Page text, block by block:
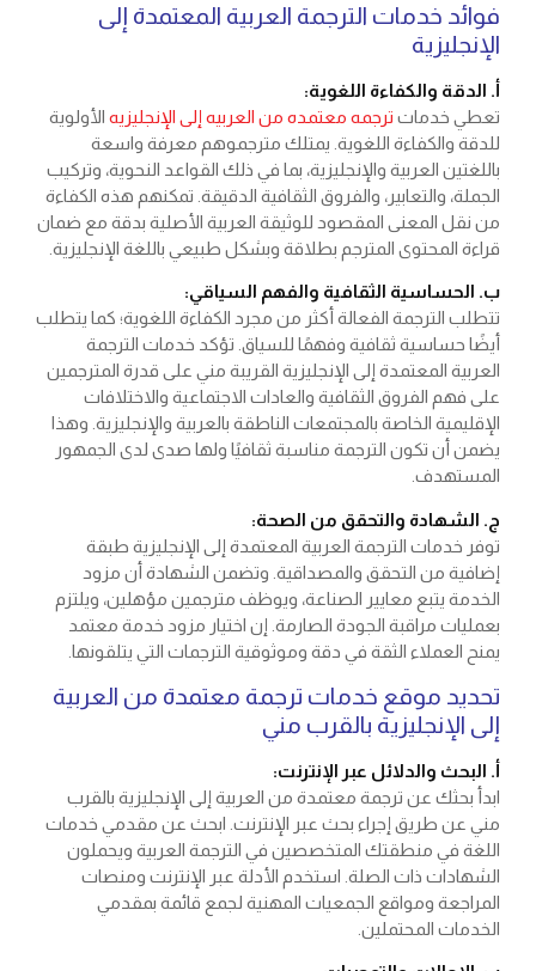
فوائد خدمات الترجمة العربية المعتمدة إلى
الإنجليزية
أ. الدقة والكفاءة اللغوية:
تعطي خدمات ترجمه معتمده من العربيه إلى الإنجليزيه الأولوية
للدقة والكفاءة اللغوية. يمتلك مترجموهم معرفة واسعة
باللغتين العربية والإنجليزية، بما في ذلك القواعد النحوية، وتركيب
الجملة، والتعابير، والفروق الثقافية الدقيقة. تمكنهم هذه الكفاءة
من نقل المعنى المقصود للوثيقة العربية الأصلية بدقة مع ضمان
قراءة المحتوى المترجم بطلاقة وبشكل طبيعي باللغة الإنجليزية.
ب. الحساسية الثقافية والفهم السياقي:
تتطلب الترجمة الفعالة أكثر من مجرد الكفاءة اللغوية؛ كما يتطلب
أيضًا حساسية ثقافية وفهمًا للسياق. تؤكد خدمات الترجمة
العربية المعتمدة إلى الإنجليزية القريبة مني على قدرة المترجمين
على فهم الفروق الثقافية والعادات الاجتماعية والاختلافات
الإقليمية الخاصة بالمجتمعات الناطقة بالعربية والإنجليزية. وهذا
يضمن أن تكون الترجمة مناسبة ثقافيًا ولها صدى لدى الجمهور
المستهدف.
ج. الشهادة والتحقق من الصحة:
توفر خدمات الترجمة العربية المعتمدة إلى الإنجليزية طبقة
إضافية من التحقق والمصداقية. وتضمن الشهادة أن مزود
الخدمة يتبع معايير الصناعة، ويوظف مترجمين مؤهلين، ويلتزم
بعمليات مراقبة الجودة الصارمة. إن اختيار مزود خدمة معتمد
يمنح العملاء الثقة في دقة وموثوقية الترجمات التي يتلقونها.
تحديد موقع خدمات ترجمة معتمدة من العربية
إلى الإنجليزية بالقرب مني
أ. البحث والدلائل عبر الإنترنت:
ابدأ بحثك عن ترجمة معتمدة من العربية إلى الإنجليزية بالقرب
مني عن طريق إجراء بحث عبر الإنترنت. ابحث عن مقدمي خدمات
اللغة في منطقتك المتخصصين في الترجمة العربية ويحملون
الشهادات ذات الصلة. استخدم الأدلة عبر الإنترنت ومنصات
المراجعة ومواقع الجمعيات المهنية لجمع قائمة بمقدمي
الخدمات المحتملين.